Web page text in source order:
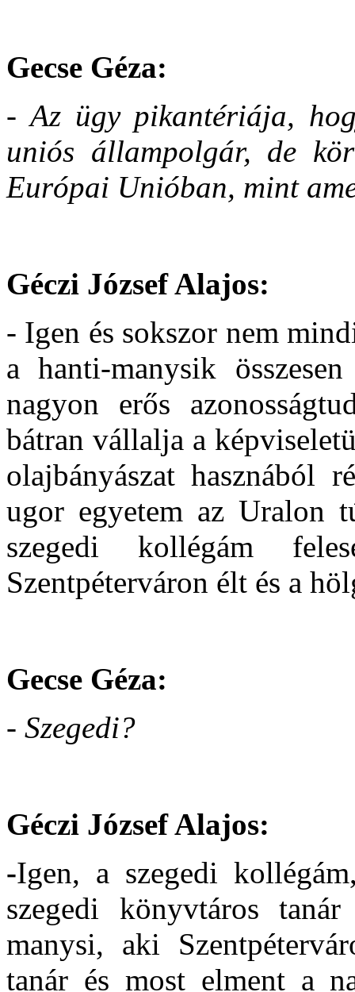
Gecse Géza:
- Az ügy pikantériája,
uniós állampolgár, de
Európai Unióban, mint
Géczi József Alajos:
- Igen és sokszor nem
a hanti-manysik
nagyon erős
bátran vállalja a
olajbányászat hasznából
ugor egyetem az Uralon
szegedi kollégám
Szentpéterváron élt és a
Gecse Géza:
- Szegedi?
Géczi József Alajos:
-Igen, a szegedi
szegedi könyvtáros
manysi, aki
tanár és most elment a